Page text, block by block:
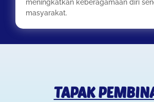
meningkatkan keberagamaan diri
masyarakat.
TAPAK